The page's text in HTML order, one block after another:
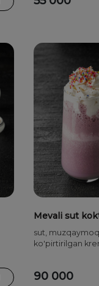
Mevali sut
sut,
ko'pirtirilgan
90 000